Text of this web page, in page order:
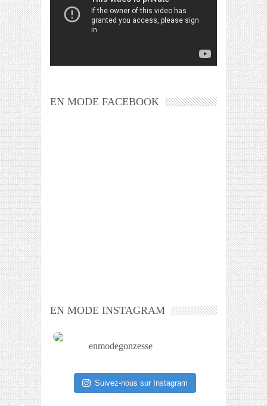
EN MODE FACEBOOK
EN MODE INSTAGRAM
enmodegonzesse
Suivez-nous sur Instagram